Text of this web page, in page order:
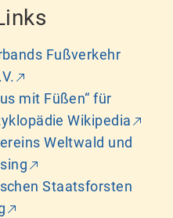
Fußverkehr
mit Füßen“ für
Wikipedia
Weltwald und
Staatsforsten